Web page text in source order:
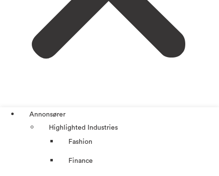
Annonsører
Highlighted Industries
Fashion
Finance